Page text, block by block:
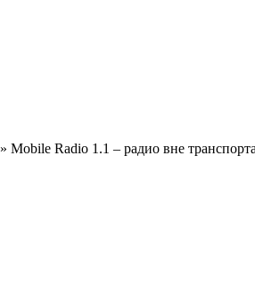
» Mobile Radio 1.1 – радио вне